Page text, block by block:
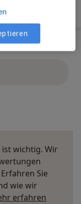
ist wichtig. Wir
Sie
wie wir
erfahren